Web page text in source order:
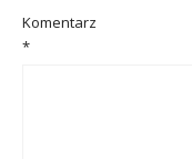
Komentarz
*